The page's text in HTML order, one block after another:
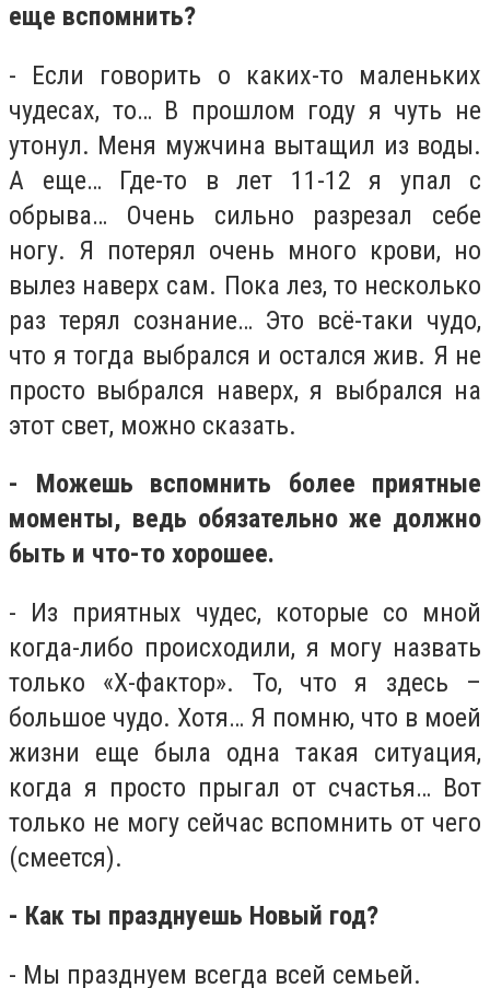
еще вспомнить?
- Если говорить о каких-то маленьких
чудесах, то… В прошлом году я чуть не
утонул. Меня мужчина вытащил из воды.
А еще… Где-то в лет 11-12 я упал с
обрыва… Очень сильно разрезал себе
ногу. Я потерял очень много крови, но
вылез наверх сам. Пока лез, то несколько
раз терял сознание… Это всё-таки чудо,
что я тогда выбрался и остался жив. Я не
просто выбрался наверх, я выбрался на
этот свет, можно сказать.
- Можешь вспомнить более приятные
моменты, ведь обязательно же должно
быть и что-то хорошее.
- Из приятных чудес, которые со мной
когда-либо происходили, я могу назвать
только «Х-фактор». То, что я здесь –
большое чудо. Хотя… Я помню, что в моей
жизни еще была одна такая ситуация,
когда я просто прыгал от счастья… Вот
только не могу сейчас вспомнить от чего
(смеется).
- Как ты празднуешь Новый год?
- Мы празднуем всегда всей семьей.